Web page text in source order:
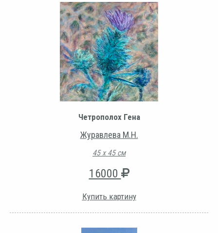
Четрополох Гена
Журавлева М.Н.
45 х 45 см
16000
Купить картину